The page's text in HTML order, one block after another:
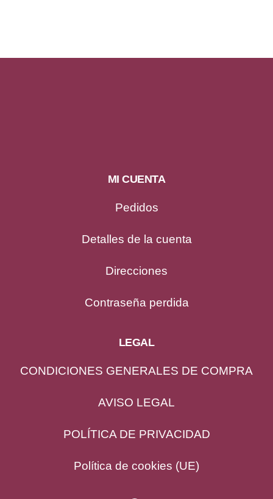
MI CUENTA
Pedidos
Detalles de la cuenta
Direcciones
Contraseña perdida
LEGAL
CONDICIONES GENERALES DE COMPRA
AVISO LEGAL
POLÍTICA DE PRIVACIDAD
Política de cookies (UE)